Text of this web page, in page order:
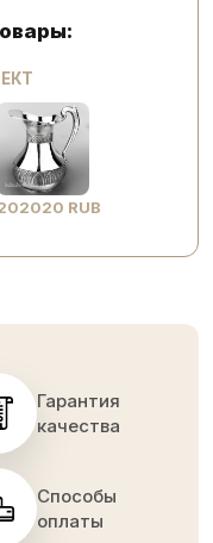
RUB
Гарантия
качества
Способы
оплаты